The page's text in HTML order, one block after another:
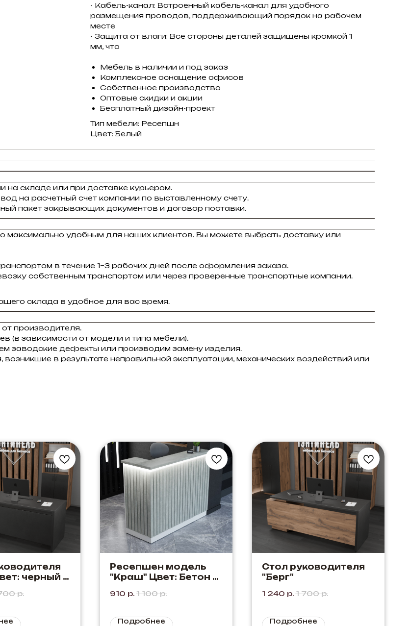
- Кабель-канал: Встроенный кабель-канал для удобного
размещения проводов, поддерживающий порядок на рабочем
месте
- Защита от влаги: Все стороны деталей защищены кромкой 1
мм, что
Мебель в наличии и под заказ
Комплексное оснащение офисов
Собственное производство
Оптовые скидки и акции
Бесплатный дизайн-проект
Тип мебели: Ресепшн
Цвет: Белый
на складе или при доставке курьером.
на расчетный счет компании по выставленному счету.
пакет закрывающих документов и договор поставки.
максимально удобным для наших клиентов. Вы можете выбрать доставку или
в течение 1–3 рабочих дней после оформления заказа.
собственным транспортом или через проверенные транспортные компании.
склада в удобное для вас время.
производителя.
(в зависимости от модели и типа мебели).
заводские дефекты или производим замену изделия.
в результате неправильной эксплуатации, механических воздействий или
черный +
строго
р.
Ресепшен модель
"Краш" Цвет: Бетон +
910 р. 1 100 р.
Подробнее
Стол руководителя
"Берг"
1 240 р. 1 700 р.
Подробнее